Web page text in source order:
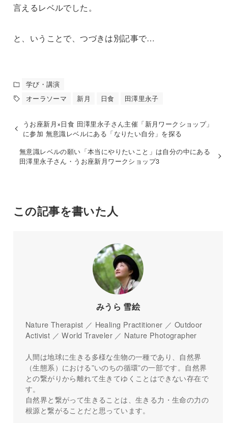
言えるレベルでした。
と、いうことで、つづきは別記事で…
学び・講演
オーラソーマ
新月 日食 田澤里永子
うお座新月×日食 田澤里永子さん主催「新月ワークショップ」
に参加 無意識レベルにある「なりたい自分」を探る
無意識レベルの願い「本当にやりたいこと」は自分の中にある
田澤里永子さん・うお座新月ワークショップ3
この記事を書いた人
みうら 雪絵
Nature Therapist ／ Healing Practitioner ／ Outdoor
Activist ／ World Traveler ／ Nature Photographer
人間は地球に生きる多様な生物の一種であり、自然界
（生態系）における”いのちの循環”の一部です。自然界
との繋がりから離れて生きてゆくことはできない存在で
す。
自然界と繋がって生きることは、生きる力・生命の力の
根源と繋がることだと思っています。